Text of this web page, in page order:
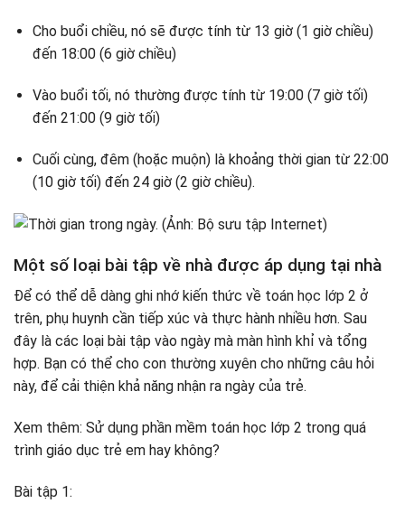
Cho buổi chiều, nó sẽ được tính từ 13 giờ (1 giờ chiều)
đến 18:00 (6 giờ chiều)
Vào buổi tối, nó thường được tính từ 19:00 (7 giờ tối)
đến 21:00 (9 giờ tối)
Cuối cùng, đêm (hoặc muộn) là khoảng thời gian từ 22:00
(10 giờ tối) đến 24 giờ (2 giờ chiều).
Một số loại bài tập về nhà được áp dụng tại nhà
Để có thể dễ dàng ghi nhớ kiến ​​thức về toán học lớp 2 ở
trên, phụ huynh cần tiếp xúc và thực hành nhiều hơn. Sau
đây là các loại bài tập vào ngày mà màn hình khỉ và tổng
hợp. Bạn có thể cho con thường xuyên cho những câu hỏi
này, để cải thiện khả năng nhận ra ngày của trẻ.
Xem thêm: Sử dụng phần mềm toán học lớp 2 trong quá
trình giáo dục trẻ em hay không?
Bài tập 1: